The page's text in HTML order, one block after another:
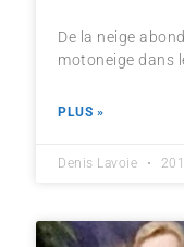
De la neige
motoneige dans
PLUS »
Denis Lavoie